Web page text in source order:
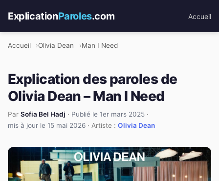
ExplicationParoles.com Accueil
Accueil Olivia Dean Man I Need
Explication des paroles de
Olivia Dean – Man I Need
Par Sofia Bel Hadj · Publié le 1er mars 2025 ·
mis à jour le 15 mai 2026 · Artiste : Olivia Dean